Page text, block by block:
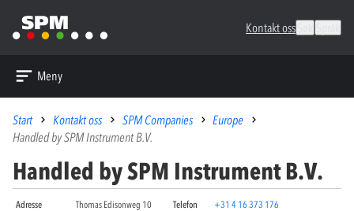
Kontakt oss
Meny
Start Kontakt oss SPM Companies
Europe
Handled by SPM Instrument B.V.
Handled by SPM Instrument B.V.
Adresse Thomas Edisonweg 10 Telefon +31 4 16 373 176